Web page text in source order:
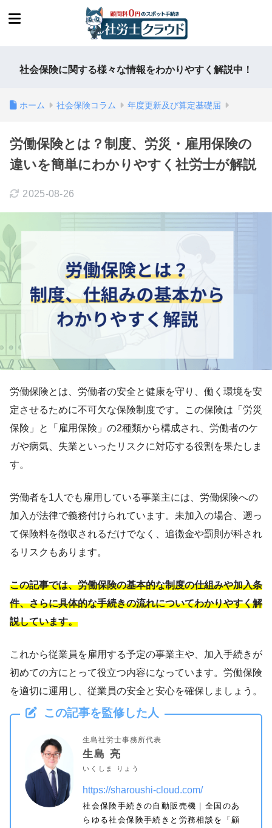
社会保険に関する様々な情報をわかりやすく解説中！
ホーム 社会保険コラム 年度更新及び算定基礎届
労働保険とは？制度、労災・雇用保険の
違いを簡単にわかりやすく社労士が解説
2025-08-26
労働保険とは、労働者の安全と健康を守り、働く環境を安
定させるために不可欠な保険制度です。この保険は「労災
保険」と「雇用保険」の2種類から構成され、労働者のケ
ガや病気、失業といったリスクに対応する役割を果たしま
す。
労働者を1人でも雇用している事業主には、労働保険への
加入が法律で義務付けられています。未加入の場合、遡っ
て保険料を徴収されるだけでなく、追徴金や罰則が科され
るリスクもあります。
この記事では、労働保険の基本的な制度の仕組みや加入条
件、さらに具体的な手続きの流れについてわかりやすく解
説しています。
これから従業員を雇用する予定の事業主や、加入手続きが
初めての方にとって役立つ内容になっています。労働保険
を適切に運用し、従業員の安全と安心を確保しましょう。
この記事を監修した人
生島社労士事務所代表
生島 亮
いくしま りょう
https://sharoushi-cloud.com/
社会保険手続きの自動販売機｜全国のあ
らゆる社会保険手続きと労務相談を「顧